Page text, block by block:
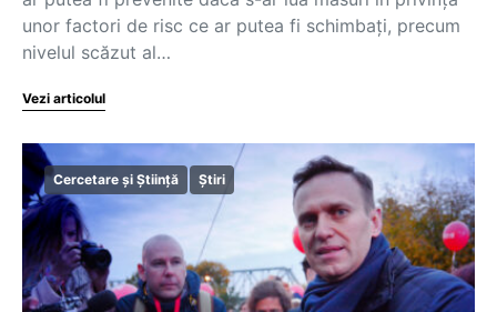
unor factori de risc ce ar putea fi schimbați, precum
nivelul scăzut al…
Vezi articolul
Cercetare și Știință Știri